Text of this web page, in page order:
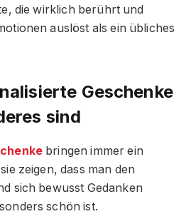
die wirklich berührt und
auslöst als ein übliches
Geschenke
sind
bringen immer ein
zeigen, dass man den
sich bewusst Gedanken
schön ist.